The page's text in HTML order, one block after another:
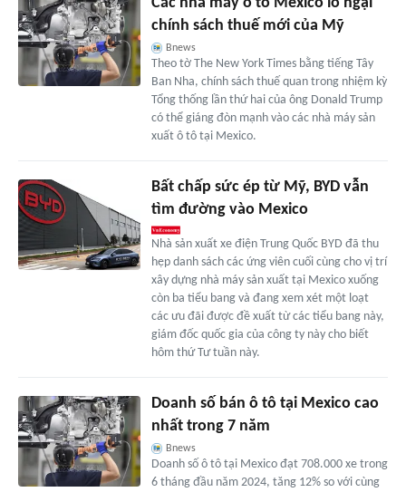
chính sách thuế mới của Mỹ
Bnews
Theo tờ The New York Times bằng tiếng Tây
Ban Nha, chính sách thuế quan trong nhiệm kỳ
Tổng thống lần thứ hai của ông Donald Trump
có thể giáng đòn mạnh vào các nhà máy sản
xuất ô tô tại Mexico.
Bất chấp sức ép từ Mỹ, BYD vẫn
tìm đường vào Mexico
Nhà sản xuất xe điện Trung Quốc BYD đã thu
hẹp danh sách các ứng viên cuối cùng cho vị trí
xây dựng nhà máy sản xuất tại Mexico xuống
còn ba tiểu bang và đang xem xét một loạt
các ưu đãi được đề xuất từ các tiểu bang này,
giám đốc quốc gia của công ty này cho biết
hôm thứ Tư tuần này.
Doanh số bán ô tô tại Mexico cao
nhất trong 7 năm
Bnews
Doanh số ô tô tại Mexico đạt 708.000 xe trong
6 tháng đầu năm 2024, tăng 12% so với cùng